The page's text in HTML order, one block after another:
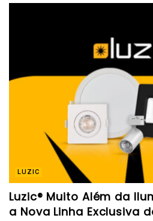
LUZIC
Luzic® Muito Além da
a Nova Linha Exclusiva